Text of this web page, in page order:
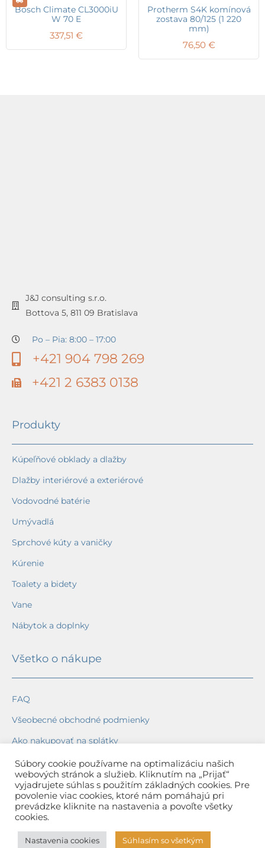
Bosch Climate CL3000iU
W 70 E
337,51 €
Protherm S4K komínová
zostava 80/125 (1 220
mm)
76,50 €
J&J consulting s.r.o.
Bottova 5, 811 09 Bratislava
Po – Pia: 8:00 – 17:00
+421 904 798 269
+421 2 6383 0138
Produkty
Kúpeľňové obklady a dlažby
Dlažby interiérové a exteriérové
Vodovodné batérie
Umývadlá
Sprchové kúty a vaničky
Kúrenie
Toalety a bidety
Vane
Nábytok a doplnky
Všetko o nákupe
FAQ
Všeobecné obchodné podmienky
Ako nakupovať na splátky
Ochrana osobných údajov
Reklamačný poriadok
Spôsob a cena dopravy
Dodacie lehoty
Spôsob platby
Súbory cookie používame na optimalizáciu našich
webových stránok a služieb. Kliknutím na „Prijať“
vyjadrujete súhlas s použitím základných cookies. Pre
povolenie viac cookies, ktoré nám pomáhajú pri
prevádzke kliknite na nastavenia a povoľte všetky
cookies.
Nastavenia cookies Súhlasím so všetkým